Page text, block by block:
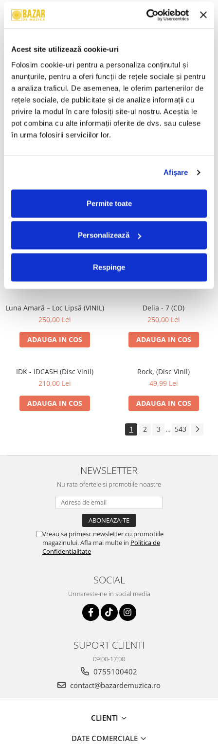
Acest site utilizează cookie-uri
Folosim cookie-uri pentru a personaliza conținutul și
anunțurile, pentru a oferi funcții de rețele sociale și pentru
a analiza traficul. De asemenea, le oferim partenerilor de
rețele sociale, de publicitate și de analize informații cu
privire la modul în care folosiți site-ul nostru. Aceștia le
pot combina cu alte informații oferite de dvs. sau culese
în urma folosirii serviciilor lor.
Afişare
Permite toate
Personalizează
Respinge
Unknown Artist - Povești ,
R.E.M. - Monster , (CD)
Mădălina Manole - Dulce De
Tot, (CD)
99,99 Lei
ADAUGA IN COS
Taraful de la Vărbilău –
Povestea de la Vărbilău – -
Electrecord, (Disc Vinil)
189,00 Lei
50,00 Lei
Cargo- Spiritus Sanctus (Editie
150,00 Lei
Vița De Vie – În Corzi (Live
220,00 Lei
Luna Amară – Loc Lipsă (VINIL)
250,00 Lei
ADAUGA IN COS
Delia - 7 (CD)
250,00 Lei
ADAUGA IN COS
IDK - IDCASH (Disc Vinil)
210,00 Lei
ADAUGA IN COS
Rock, (Disc Vinil)
49,99 Lei
ADAUGA IN COS
1 2 3 ... 543
NEWSLETTER
Nu rata ofertele si promotiile noastre
Vreau sa primesc newsletter cu promotiile
magazinului. Afla mai multe in Politica de
Confidentialitate
SOCIAL
Urmareste-ne in social media
SUPORT CLIENTI
09:00-17:00
0755100402
contact@bazardemuzica.ro
CLIENTI
DATE COMERCIALE